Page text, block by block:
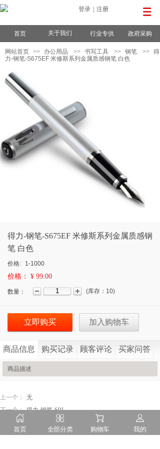
登录 注册
首页 关于我们 行业专供 政府采购
网站首页 >> 办公用品 >> 书写工具 >> 钢笔 >> 得
力-钢笔-S675EF 米修斯系列金属质感钢笔 白色
得力-钢笔-S675EF 米修斯系列金属质感钢
笔 白色
价格: 1-1000
价格： ¥ 99.00
数量： (库存： 10)
立即购买 加入购物车
商品信息 购买记录 顾客评论 买家问答
商品描述
上一个：
无
下一个： 得力-钢笔-S91 ......
首页 全部分类 购物车 我的